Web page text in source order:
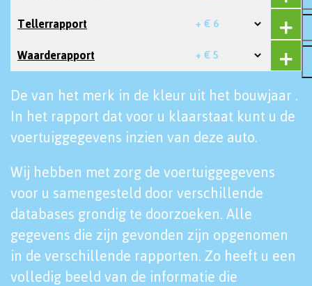
Tellerrapport + € 6
Waarderapport + € 5
De van het merk in de kleur uit het bouwjaar .
In het rapport dat voor u klaarstaat kunt u de
voertuiggegevens inzien van deze auto.
Wij hebben met zorg de voertuiggegevens
voor u samengesteld door verschillende
databases grondig te doorzoeken. Alle
gegevens die zijn gevonden zijn opgenomen
in de verschillende rapporten. Zo heeft u een
volledig beeld van de informatie die